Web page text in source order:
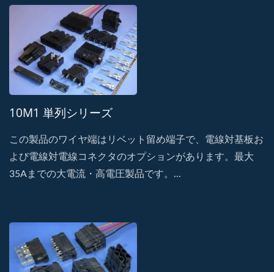
10M1 単列シリーズ
この製品のワイヤ端はリベット留め端子で、電線対基板お
よび電線対電線コネクタのオプションがあります。最大
35Aまでの大電流・高電圧製品です。...